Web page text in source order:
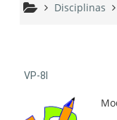
Disciplinas
VP-8I